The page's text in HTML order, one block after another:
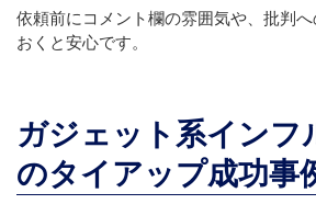
依頼前にコメント欄の雰囲気や、批判
おくと安心です。
ガジェット系インフ
のタイアップ成功事